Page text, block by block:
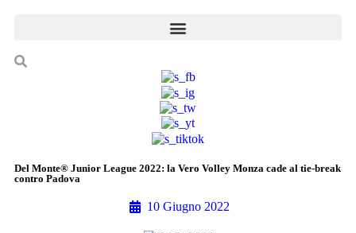
Del Monte® Junior League 2022: la Vero Volley Monza cade al tie-break
contro Padova
10 Giugno 2022